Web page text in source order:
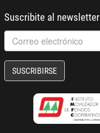
Suscribite al newsletter
SUSCRIBIRSE